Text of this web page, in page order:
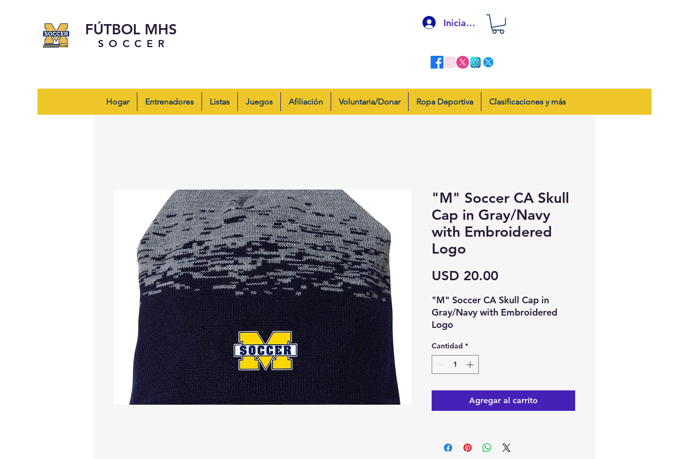
SOCCER
FÚTBOL MHS Iniciar sesión
Hogar Entrenadores Listas Juegos Afiliación Voluntaria/Donar Ropa Deportiva Clasificaciones y más
"M" Soccer CA Skull
Cap in Gray/Navy
with Embroidered
Logo
USD 20.00Precio
"M" Soccer CA Skull Cap in
Gray/Navy with Embroidered
Logo
Cantidad *
Agregar al carrito